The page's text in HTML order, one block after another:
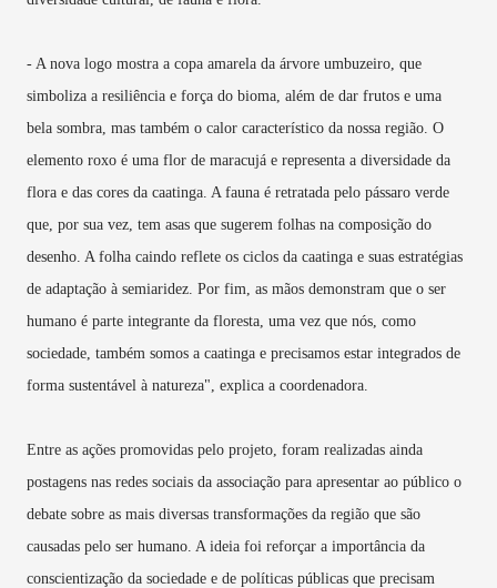
- A nova logo mostra a copa amarela da árvore umbuzeiro, que
simboliza a resiliência e força do bioma, além de dar frutos e uma
bela sombra, mas também o calor característico da nossa região. O
elemento roxo é uma flor de maracujá e representa a diversidade da
flora e das cores da caatinga. A fauna é retratada pelo pássaro verde
que, por sua vez, tem asas que sugerem folhas na composição do
desenho. A folha caindo reflete os ciclos da caatinga e suas estratégias
de adaptação à semiaridez. Por fim, as mãos demonstram que o ser
humano é parte integrante da floresta, uma vez que nós, como
sociedade, também somos a caatinga e precisamos estar integrados de
forma sustentável à natureza", explica a coordenadora.
Entre as ações promovidas pelo projeto, foram realizadas ainda
postagens nas redes sociais da associação para apresentar ao público o
debate sobre as mais diversas transformações da região que são
causadas pelo ser humano. A ideia foi reforçar a importância da
conscientização da sociedade e de políticas públicas que precisam